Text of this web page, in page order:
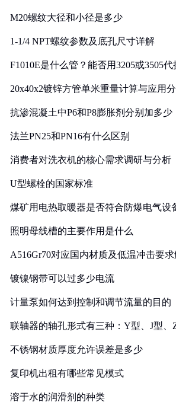
M20螺纹大径和小径是多少
1-1/4 NPT螺纹参数及底孔尺寸详解
F1010E是什么管？能否用3205或3505代
20x40x2镀锌方管单米重量计算与应用
抗渗混凝土中P6和P8膨胀剂分别加多少
法兰PN25和PN16有什么区别
消费者对洗衣机的核心需求调研与分析
U型螺栓的国家标准
煤矿用电热取暖器是否符合防爆电气设
照明母线槽的主要作用是什么
A516Gr70对应国内材质及低温冲击要
镀镍钢带可以过多少电流
计量泵如何达到控制和调节流量的目的
联轴器的轴孔形式有三种：Y型、J型、
不锈钢材质厚度允许误差是多少
复印机出租有哪些常见模式
溶于水的润滑剂的种类